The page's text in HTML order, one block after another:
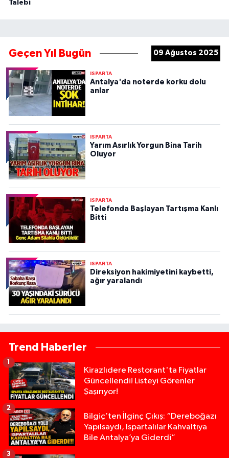
Talebi
Geçen Yıl Bugün 09 Ağustos 2025
ISPARTA
Antalya'da noterde korku dolu
anlar
ISPARTA
Yarım Asırlık Yorgun Bina Tarih
Oluyor
ISPARTA
Telefonda Başlayan Tartışma Kanlı
Bitti
ISPARTA
Direksiyon hakimiyetini kaybetti,
ağır yaralandı
Trend Haberler
Kirazlıdere Restorant'ta Fiyatlar
Güncellendi! Listeyi Görenler
Şaşırıyor!
1
Bilgiç’ten İlginç Çıkış: “Dereboğazı
Yapılsaydı, Ispartalılar Kahvaltıya
Bile Antalya’ya Giderdi”
2
3